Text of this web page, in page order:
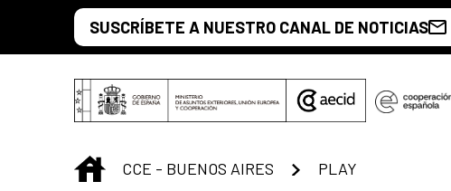
Saltar al contenido principal
SUSCRÍBETE A NUESTRO CANAL DE NOTICIAS
INICIO
CCE - BUENOS AIRES PLAY